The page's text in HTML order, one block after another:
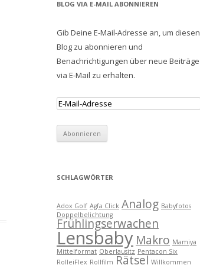
BLOG VIA E-MAIL ABONNIEREN
Gib Deine E-Mail-Adresse an, um diesen
Blog zu abonnieren und
Benachrichtigungen über neue Beiträge
via E-Mail zu erhalten.
SCHLAGWÖRTER
Adox Golf Agfa Click Analog Babyfotos
Doppelbelichtung
Frühlingserwachen
Lensbaby Makro Mamiya
Mittelformat Oberlausitz Pentacon Six
RolleiFlex Rollfilm Rätsel Willkommen